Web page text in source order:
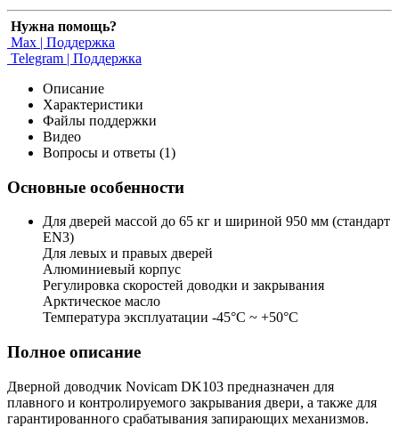
Нужна помощь?
Max | Поддержка
Telegram | Поддержка
Описание
Характеристики
Файлы поддержки
Видео
Вопросы и ответы (1)
Основные особенности
Для дверей массой до 65 кг и шириной 950 мм (стандарт
EN3)
Для левых и правых дверей
Алюминиевый корпус
Регулировка скоростей доводки и закрывания
Арктическое масло
Температура эксплуатации -45°С ~ +50°С
Полное описание
Дверной доводчик Novicam DK103 предназначен для
плавного и контролируемого закрывания двери, а также для
гарантированного срабатывания запирающих механизмов.